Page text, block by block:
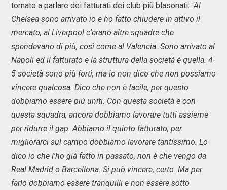
tornato a parlare dei fatturati dei club più blasonati: "Al
Chelsea sono arrivato io e ho fatto chiudere in attivo il
mercato, al Liverpool c'erano altre squadre che
spendevano di più, così come al Valencia. Sono arrivato al
Napoli ed il fatturato e la struttura della società è quella. 4-
5 società sono più forti, ma io non dico che non possiamo
vincere qualcosa. Dico che non è facile, per questo
dobbiamo essere più uniti. Con questa società e con
questa squadra, ancora dobbiamo lavorare tutti assieme
per ridurre il gap. Abbiamo il quinto fatturato, per
migliorarci sul campo dobbiamo lavorare tantissimo. Lo
dico io che l'ho già fatto in passato, non è che vengo da
Real Madrid o Barcellona. Si può vincere, certo. Ma per
farlo dobbiamo essere tranquilli e non essere sotto